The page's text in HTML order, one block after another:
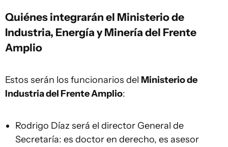
Quiénes integrarán el Ministerio de
Industria, Energía y Minería del Frente
Amplio
Estos serán los funcionarios del Ministerio de
Industria del Frente Amplio:
Rodrigo Díaz será el director General de
Secretaría: es doctor en derecho, es asesor